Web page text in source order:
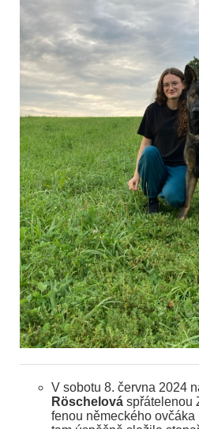
V sobotu 8. června 2024
Röschelová spřátelenou
fenou německého ovčáka